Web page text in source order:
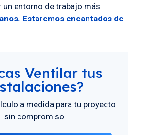
un entorno de trabajo más
Estaremos encantados de
Ventilar tus
a medida para tu proyecto
sin compromiso